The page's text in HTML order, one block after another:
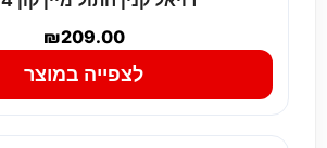
₪209.00
לצפייה במוצר